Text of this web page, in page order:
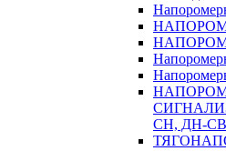
СН, ДН-СВ